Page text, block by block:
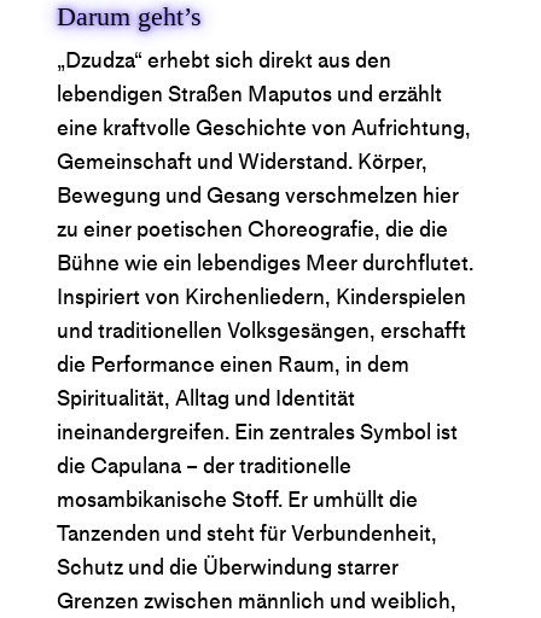
Darum geht’s
„Dzudza“ erhebt sich direkt aus den
lebendigen Straßen Maputos und erzählt
eine kraftvolle Geschichte von Aufrichtung,
Gemeinschaft und Widerstand. Körper,
Bewegung und Gesang verschmelzen hier
zu einer poetischen Choreografie, die die
Bühne wie ein lebendiges Meer durchflutet.
Inspiriert von Kirchenliedern, Kinderspielen
und traditionellen Volksgesängen, erschafft
die Performance einen Raum, in dem
Spiritualität, Alltag und Identität
ineinandergreifen. Ein zentrales Symbol ist
die Capulana – der traditionelle
mosambikanische Stoff. Er umhüllt die
Tanzenden und steht für Verbundenheit,
Schutz und die Überwindung starrer
Grenzen zwischen männlich und weiblich,